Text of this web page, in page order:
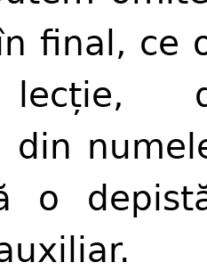
final, ce
din
o